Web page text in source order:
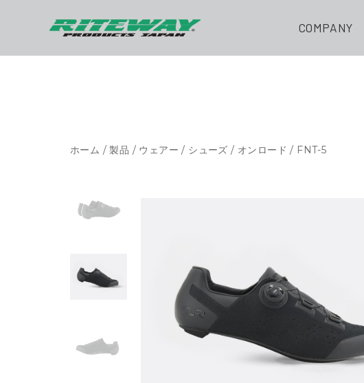
COMPANY
ホーム /製品 / ウェアー / シューズ / オンロード / FNT-5